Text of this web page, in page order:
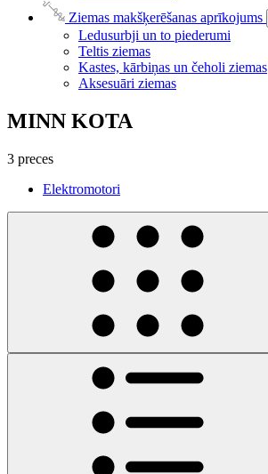
Ziemas makšķerēšanas aprīkojums
Ledusurbji un to piederumi
Teltis ziemas
Kastes, kārbiņas un čeholi ziemas
Aksesuāri ziemas
MINN KOTA
3 preces
Elektromotori